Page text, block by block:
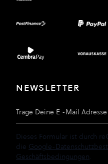
NEWSLETTER
Dieses Formular ist durch
die Google-
Geschäftsbedingungen.